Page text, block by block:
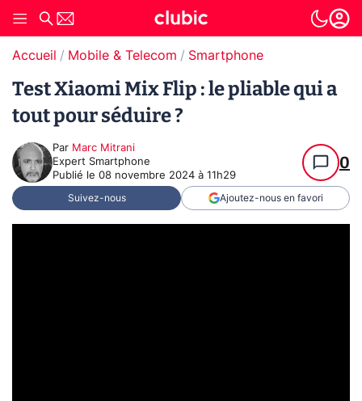
Accueil Mobile & Telecom Smartphone
Test Xiaomi Mix Flip : le pliable qui a
tout pour séduire ?
Par Marc Mitrani
Expert Smartphone
Publié le 08 novembre 2024 à 11h29
0
Suivez-nous Ajoutez-nous en favori